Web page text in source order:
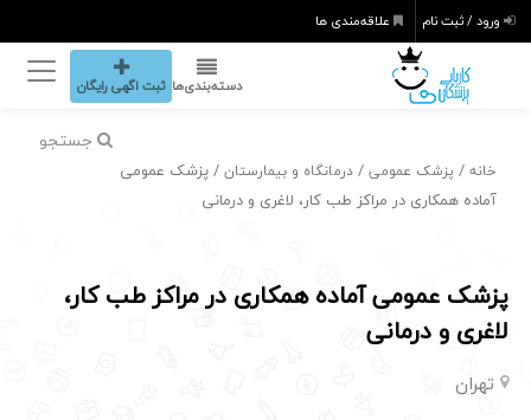
ورود / ثبت نام علاقه‌مندی ها
دسته‌بندی‌ها ثبت اگهی رایگان
جستجو
خانه / پزشک عمومی /درمانگاه و بیمارستان / پزشک عمومی
آماده همکاری در مراکز طب کار، لاغری و درمانی
پزشک عمومی آماده همکاری در مراکز طب کار،
لاغری و درمانی
تهران